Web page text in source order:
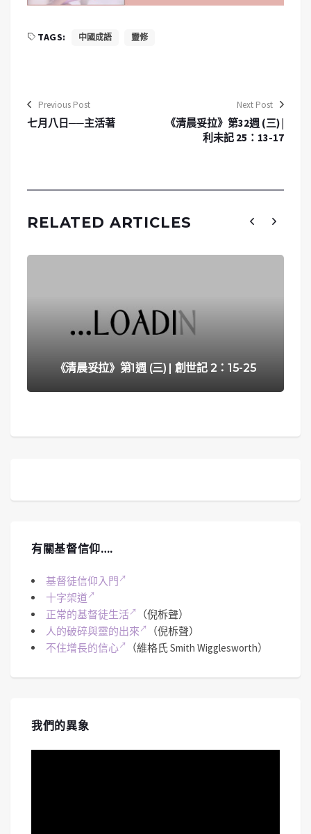
TAGS: 中國成語 靈修
Previous Post
七月八日──主活著
Next Post
《清晨妥拉》第32週 (三) |
利未記 25：13-17
RELATED ARTICLES
《清晨妥拉》第1週 (三) | 創世記 2：15-25
有關基督信仰….
基督徒信仰入門
十字架道
正常的基督徒生活
（倪柝聲）
人的破碎與靈的出來
（倪柝聲）
不住增長的信心
（維格氏 Smith Wigglesworth）
我們的異象